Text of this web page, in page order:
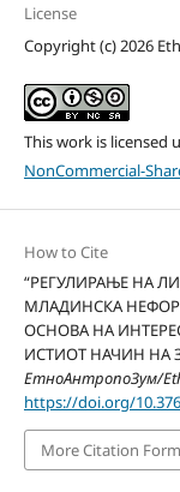
License
Copyright (c) 2026
This work is licensed
NonCommercial-
How to Cite
“РЕГУЛИРАЊЕ НА
МЛАДИНСКА
ОСНОВА НА
ИСТИОТ НАЧИН НА
ЕтноАнтропоЗум/
https://doi.org/
More Citation